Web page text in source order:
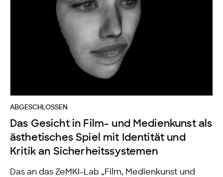
ABGESCHLOSSEN
Das Gesicht in Film- und Medienkunst als
ästhetisches Spiel mit Identität und
Kritik an Sicherheitssystemen
Das an das ZeMKI-Lab „Film, Medienkunst und